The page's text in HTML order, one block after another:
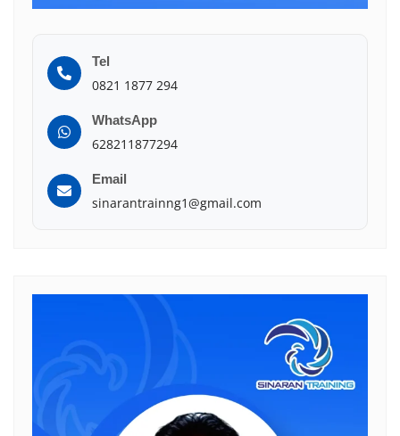
Tel
0821 1877 294
WhatsApp
628211877294
Email
sinarantrainng1@gmail.com